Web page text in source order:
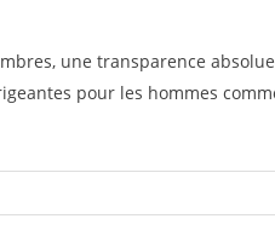
une transparence
pour les hommes